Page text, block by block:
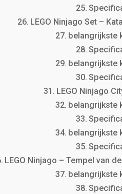
LEGO Ninjago Set –
belangrijkste
belangrijkste
LEGO Ninjago
belangrijkste
belangrijkste
LEGO Ninjago – Tempel van
belangrijkste